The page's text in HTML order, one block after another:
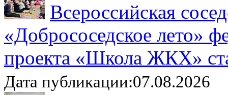
Всероссийская
«Добрососедское лето»
проекта «Школа ЖКХ»
Дата публикации:07.08.2026